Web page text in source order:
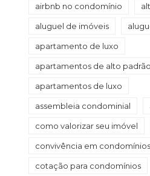
airbnb no condomínio
aluguel de imóveis
apartamento de luxo
apartamentos de alto padrão
apartamentos de luxo
assembleia condominial
como valorizar seu imóvel
convivência em condomínios
cotação para condomínios